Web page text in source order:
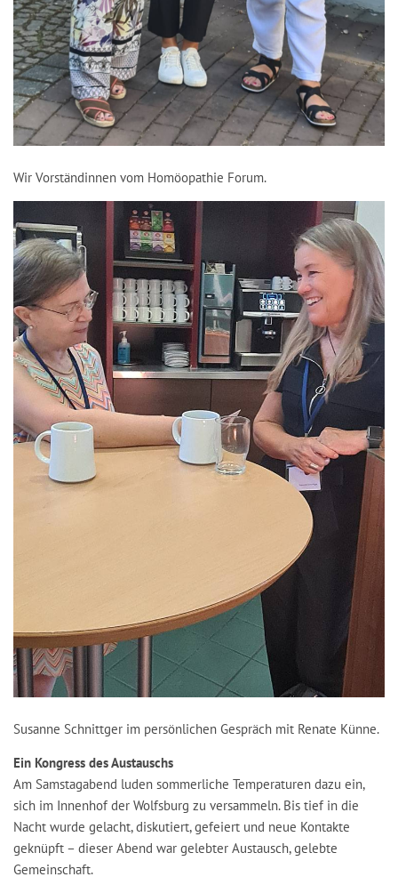
Wir Vorständinnen vom Homöopathie Forum.
Susanne Schnittger im persönlichen Gespräch mit Renate Künne.
Ein Kongress des Austauschs
Am Samstagabend luden sommerliche Temperaturen dazu ein,
sich im Innenhof der Wolfsburg zu versammeln. Bis tief in die
Nacht wurde gelacht, diskutiert, gefeiert und neue Kontakte
geknüpft – dieser Abend war gelebter Austausch, gelebte
Gemeinschaft.